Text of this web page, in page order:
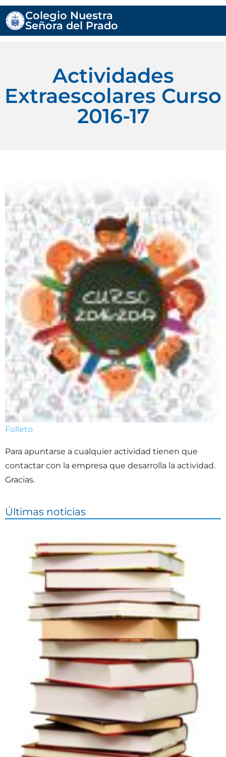
Colegio Nuestra
Señora del Prado
Actividades
Extraescolares Curso
2016-17
Folleto
Para apuntarse a cualquier actividad tienen que
contactar con la empresa que desarrolla la actividad.
Gracias.
Últimas noticias